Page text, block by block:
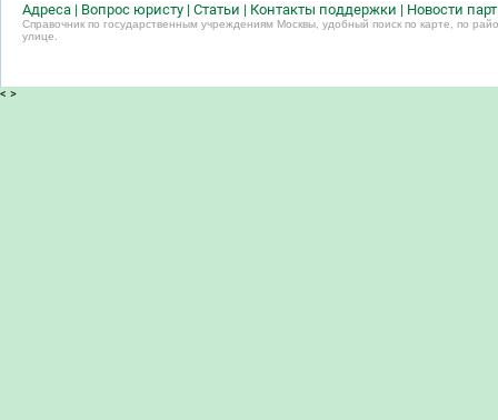
Адреса | Вопрос юристу | Статьи | Контакты поддержки | Новости
Справочник по государственным учреждениям Москвы, удобный поиск по карте, по
улице.
< >